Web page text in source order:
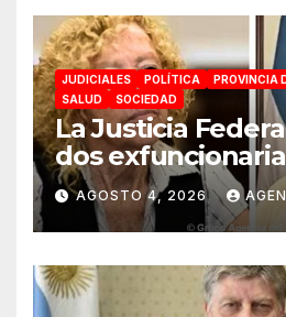
JUDICIALES POLÍTICA
PROVINCIA
SALUD
SOCIEDAD
La Justicia
dos
ANMAT y el
causa del
contaminado
AGOSTO 4, 2026